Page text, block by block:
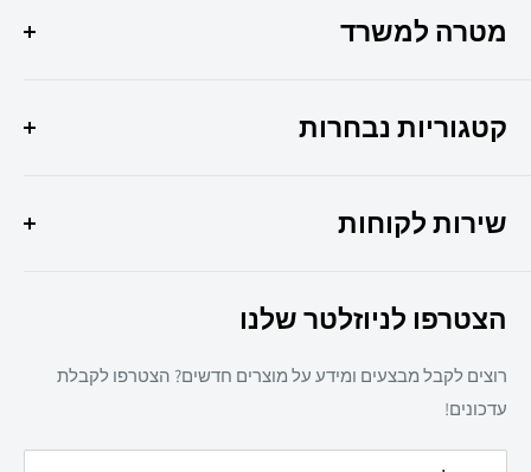
מטרה למשרד
ומקצועיות במקום אחד !
037307308
קטגוריות נבחרות
ציוד משרדי
חד פעמי
מזון
מאמרים
שירות לקוחות
תקנון אתר
מדיניות פרטיות
הצטרפו לניוזלטר שלנו
רוצים לקבל מבצעים ומידע על מוצרים חדשים? הצטרפו לקבלת
עדכונים!